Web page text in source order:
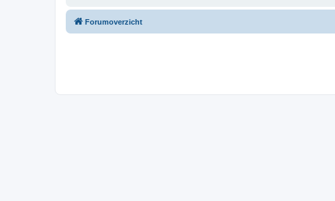
Forumoverzicht